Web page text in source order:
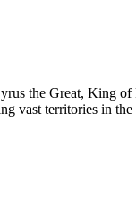
the Great, King
vast territories in